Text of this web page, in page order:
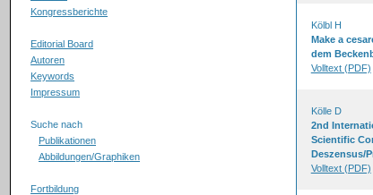
Kongressberichte
Editorial Board
Autoren
Keywords
Impressum
Suche nach
Publikationen
Abbildungen/Graphiken
Fortbildung
Kölbl H
Make a
dem
Volltext (PDF)
Kölle D
2nd
Scientific
Deszensus/
Volltext (PDF)